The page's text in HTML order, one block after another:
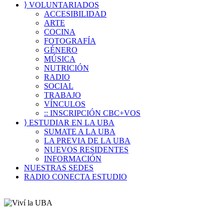
⟩ VOLUNTARIADOS
ACCESIBILIDAD
ARTE
COCINA
FOTOGRAFÍA
GÉNERO
MÚSICA
NUTRICIÓN
RADIO
SOCIAL
TRABAJO
VÍNCULOS
:: INSCRIPCIÓN CBC+VOS
⟩ ESTUDIAR EN LA UBA
SUMATE A LA UBA
LA PREVIA DE LA UBA
NUEVOS RESIDENTES
INFORMACIÓN
NUESTRAS SEDES
RADIO CONECTA ESTUDIO